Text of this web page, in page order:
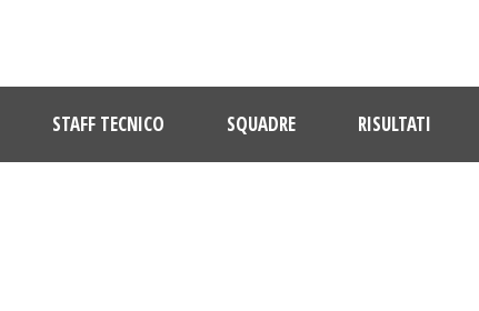
STAFF TECNICO SQUADRE RISULTATI